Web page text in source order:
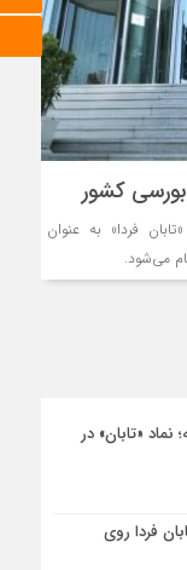
بورسی کشور
«تابان فردا» به عنوان
می‌شود.
نماد «تابان» در
فردا روی